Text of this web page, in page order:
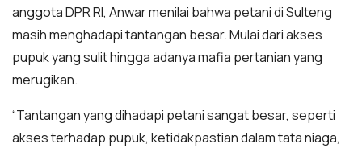
anggota DPR RI, Anwar menilai bahwa petani di Sulteng
masih menghadapi tantangan besar. Mulai dari akses
pupuk yang sulit hingga adanya mafia pertanian yang
merugikan.
“Tantangan yang dihadapi petani sangat besar, seperti
akses terhadap pupuk, ketidakpastian dalam tata niaga,